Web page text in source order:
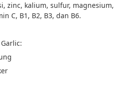
zinc, kalium, sulfur, magnesium,
C, B1, B2, B3, dan B6.